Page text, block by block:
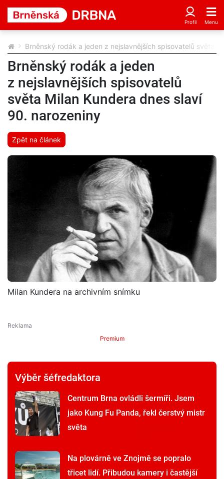
Brněnský rodák a jeden z nejslavnějších spisovatelů světa
Brněnský rodák a jeden
z nejslavnějších spisovatelů
světa Milan Kundera dnes slaví
90. narozeniny
Zpět na článek
Milan Kundera na archivním snímku
Premium
Výběr šéfredaktora
Centrum Brna ovládli šermíři. Jsem
jako Kung Fu Panda, řekl čerstvý mistr
světa
Na plovárně ve Znojmě se popralo
třicet lidí. Přibudou kamery i častější